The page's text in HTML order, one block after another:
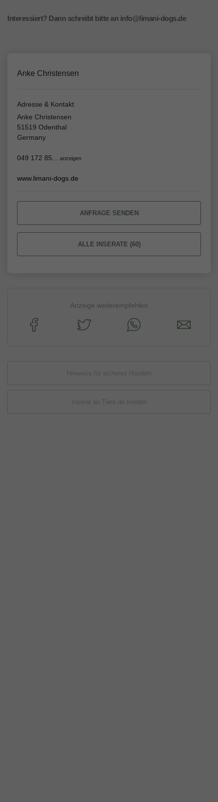
Interessiert? Dann schreibt bitte an info@limani-dogs.de
Anke Christensen
Adresse & Kontakt
Anke Christensen
51519 Odenthal
Germany
049 172 85... anzeigen
www.limani-dogs.de
ANFRAGE SENDEN
ALLE INSERATE (60)
Anzeige weiterempfehlen
Hinweise für sicheres Handeln
Inserat an Tiere.de melden